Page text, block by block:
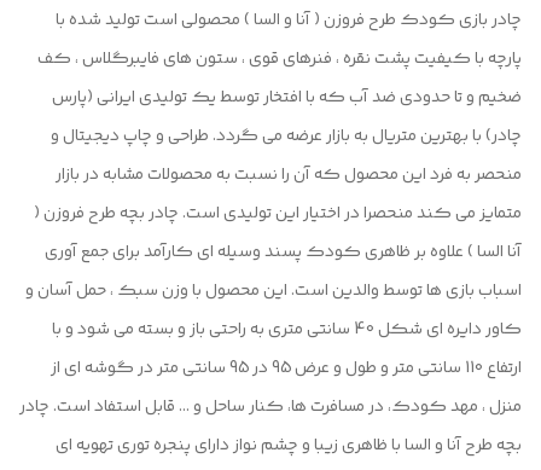
چادر بازی کودک طرح فروزن ( آنا و السا ) محصولی است تولید شده با
پارچه با کیفیت پشت نقره ، فنرهای قوی ، ستون های فایبرگلاس ، کف
ضخیم و تا حدودی ضد آب که با افتخار توسط یک تولیدی ایرانی (پارس
چادر) با بهترین متریال به بازار عرضه می گردد. طراحی و چاپ دیجیتال و
منحصر به فرد این محصول که آن را نسبت به محصولات مشابه در بازار
متمایز می کند منحصرا در اختیار این تولیدی است. چادر بچه طرح فروزن (
آنا السا ) علاوه بر ظاهری کودک پسند وسیله ای کارآمد برای جمع آوری
اسباب بازی ها توسط والدین است. این محصول با وزن سبک ، حمل آسان و
کاور دایره ای شکل 40 سانتی متری به راحتی باز و بسته می شود و با
ارتفاع 110 سانتی متر و طول و عرض 95 در 95 سانتی متر در گوشه ای از
منزل ، مهد کودک، در مسافرت ها، کنار ساحل و ... قابل استفاد است. چادر
بچه طرح آنا و السا با ظاهری زیبا و چشم نواز دارای پنجره توری تهویه ای